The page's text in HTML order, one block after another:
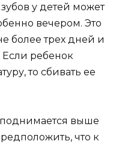
у детей может
вечером. Это
более трех дней и
Если ребенок
то сбивать ее
выше
что к